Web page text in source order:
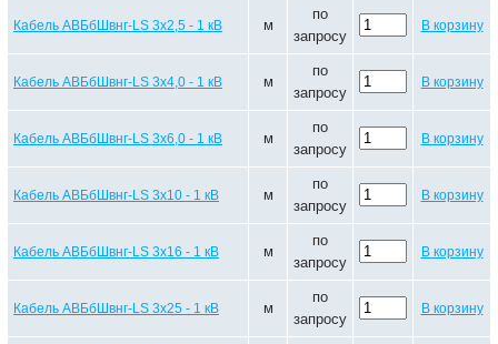
Кабель АВБбШвнг-LS 3х2,5 - 1 кВ м
по
запросу
В корзину
Кабель АВБбШвнг-LS 3х4,0 - 1 кВ м
по
запросу
В корзину
Кабель АВБбШвнг-LS 3х6,0 - 1 кВ м
по
запросу
В корзину
Кабель АВБбШвнг-LS 3х10 - 1 кВ м
по
запросу
В корзину
Кабель АВБбШвнг-LS 3х16 - 1 кВ м
по
запросу
В корзину
Кабель АВБбШвнг-LS 3х25 - 1 кВ м
по
запросу
В корзину